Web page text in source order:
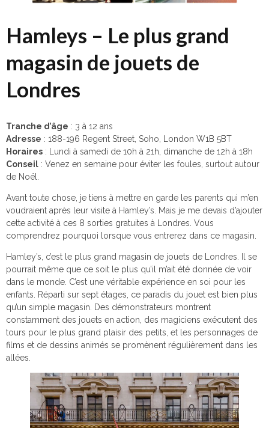
Hamleys – Le plus grand
magasin de jouets de
Londres
Tranche d’âge : 3 à 12 ans
Adresse : 188-196 Regent Street, Soho, London W1B 5BT
Horaires : Lundi à samedi de 10h à 21h, dimanche de 12h à 18h
Conseil : Venez en semaine pour éviter les foules, surtout autour
de Noël.
Avant toute chose, je tiens à mettre en garde les parents qui m’en
voudraient après leur visite à Hamley’s. Mais je me devais d’ajouter
cette activité à ces 8 sorties gratuites à Londres. Vous
comprendrez pourquoi lorsque vous entrerez dans ce magasin.
Hamley’s, c’est le plus grand magasin de jouets de Londres. Il se
pourrait même que ce soit le plus qu’il m’ait été donnée de voir
dans le monde. C’est une véritable expérience en soi pour les
enfants. Réparti sur sept étages, ce paradis du jouet est bien plus
qu’un simple magasin. Des démonstrateurs montrent
constamment des jouets en action, des magiciens exécutent des
tours pour le plus grand plaisir des petits, et les personnages de
films et de dessins animés se promènent régulièrement dans les
allées.